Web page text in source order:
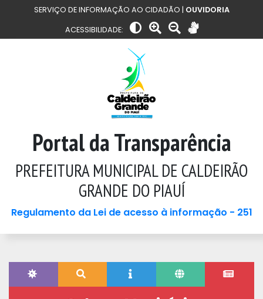
SERVIÇO DE INFORMAÇÃO AO CIDADÃO | OUVIDORIA
ACESSIBILIDADE:
Portal da Transparência
PREFEITURA MUNICIPAL DE CALDEIRÃO
GRANDE DO PIAUÍ
Regulamento da Lei de acesso à informação - 251